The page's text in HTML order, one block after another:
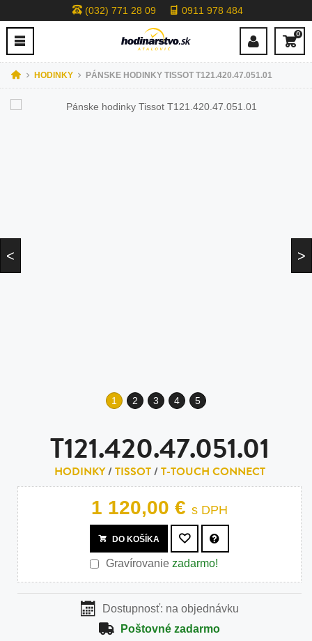
(032) 771 28 09 0911 978 484
0
HODINKY PÁNSKE HODINKY TISSOT T121.420.47.051.01
1 2 3 4 5
T121.420.47.051.01
HODINKY/TISSOT/T-TOUCH CONNECT
1 120,00 € s DPH
DO KOŠÍKA
Gravírovanie zadarmo!
Dostupnosť: na objednávku
Poštovné zadarmo